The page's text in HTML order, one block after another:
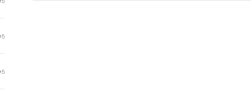
5
5